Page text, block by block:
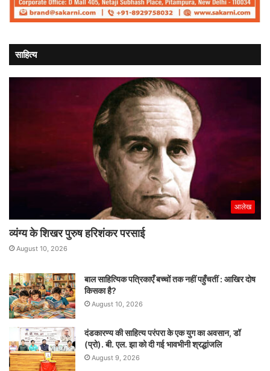
साहित्य
आलेख
व्यंग्य के शिखर पुरुष हरिशंकर परसाई
August 10, 2026
बाल साहित्यिक पत्रिकाएँ बच्चों तक नहीं पहुँचतीं : आखिर दोष
किसका है?
August 10, 2026
दंडकारण्य की साहित्य परंपरा के एक युग का अवसान, डॉ
(प्रो). बी. एल. झा को दी गई भावभीनी श्रद्धांजलि
August 9, 2026